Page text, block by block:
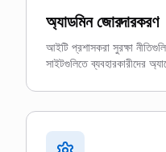
অ্যাডমিন জোরদারকরণ
আইটি প্রশাসকরা সুরক্ষা
সাইটগুলিতে ব্যবহারকারীদের